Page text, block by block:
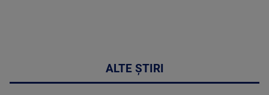
ALTE ȘTIRI